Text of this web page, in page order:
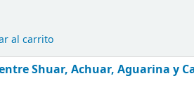
al carrito
Shuar, Achuar, Aguarina y